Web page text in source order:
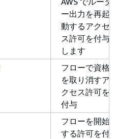
ー出力を再起
動するアクセ
ス許可を付与
します
フローで資格
を取り消すア
クセス許可を
付与
フローを開始
する許可を付